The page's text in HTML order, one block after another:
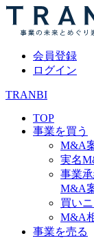
会員登録
ログイン
TRANBI
TOP
事業を買う
M&A
実名
事業
M&A
買い
M&A
事業を売る